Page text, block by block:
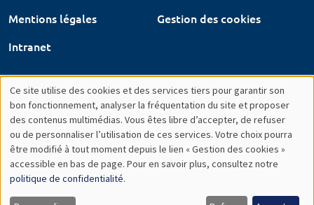
Mentions légales
Gestion des cookies
Intranet
Utilisation
des
données
personnelles
Ce site utilise des cookies et des services tiers pour garantir son
bon fonctionnement, analyser la fréquentation du site et proposer
des contenus multimédias. Vous êtes libre d’accepter, de refuser
ou de personnaliser l’utilisation de ces services. Votre choix pourra
être modifié à tout moment depuis le lien « Gestion des cookies »
accessible en bas de page. Pour en savoir plus, consultez notre
politique de confidentialité.